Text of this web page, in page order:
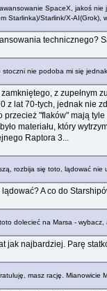
SpaceX, jakoś nie
Starlinka)/Starlink/X-AI(Grok),
technicznego?
nie podoba mi się
z zupełnym
z lat 70-tych, jednak nie
"flaków" mają
materiału, który
Raptora 3...
rozbija się toto, lądować nie
A co do
dolecieć na Marsa -
jak najbardziej. Parę
masz rację.